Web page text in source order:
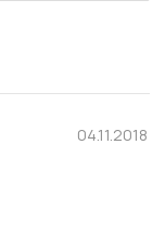
04.11.2018